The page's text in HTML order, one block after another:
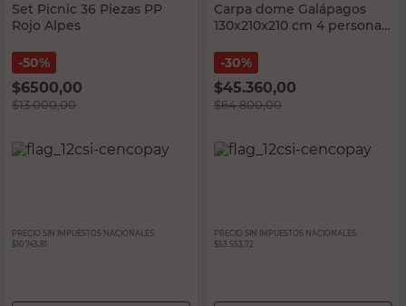
Set Picnic 36 Piezas PP
Rojo Alpes
50%
$6500,00
$13.000,00
PRECIO SIN IMPUESTOS NACIONALES:
$10.743,81
Carpa dome Galápagos
130x210x210 cm 4 personas
30%
$45.360,00
$64.800,00
PRECIO SIN IMPUESTOS NACIONALES:
$53.553,72